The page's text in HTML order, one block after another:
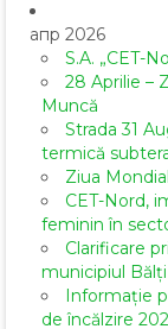
апр 2026
S.A. „CET-
28 Aprilie –
Muncă
Strada 31
termică
Ziua
CET-Nord,
feminin în
Clarificare
municipiul Bălți
Informație
de încălzire